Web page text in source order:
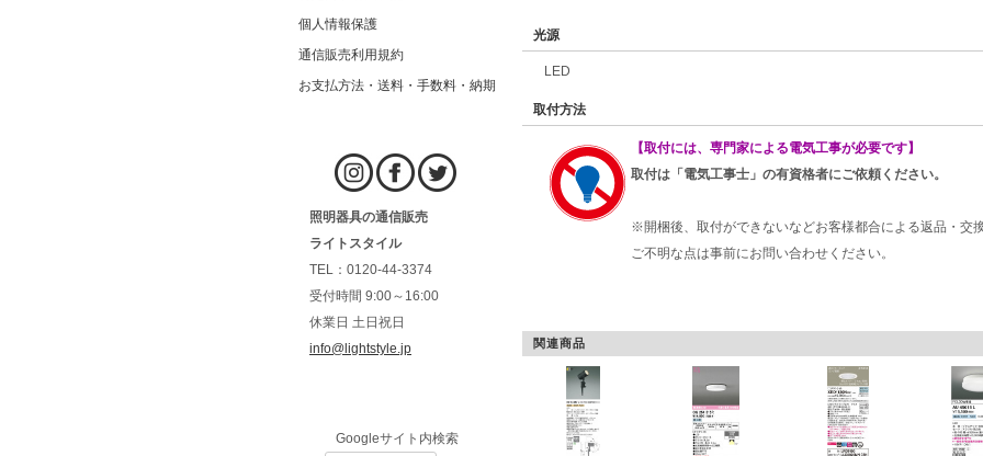
個人情報保護
通信販売利用規約
お支払方法・送料・手数料・納期
照明器具の通信販売
ライトスタイル
TEL：0120-44-3374
受付時間 9:00～16:00
休業日 土日祝日
info@lightstyle.jp
Googleサイト内検索
光源
LED
取付方法
【取付には、専門家による電気工事が必要です】
取付は「電気工事士」の有資格者にご依頼ください。
※開梱後、取付ができないなどお客様都合による返品・交
ご不明な点は事前にお問い合わせください。
関連商品